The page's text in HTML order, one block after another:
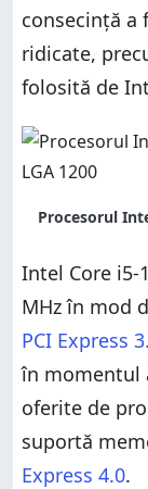
consecință a
ridicate,
folosită de
Procesorul
Intel Core i5-
MHz în mod
PCI Express
în momentul
oferite de
suportă
Express 4.0.